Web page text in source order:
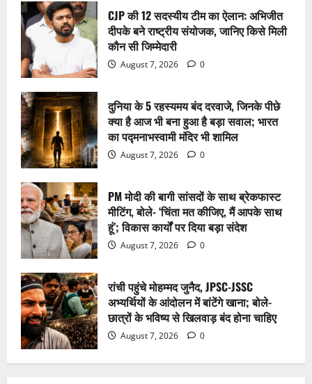
CJP की 12 सदस्यीय टीम का ऐलान: अभिजीत
दीपके बने राष्ट्रीय संयोजक, जानिए किसे मिली
कौन सी जिम्मेदारी
August 7, 2026 0
दुनिया के 5 रहस्यमय बंद दरवाजे, जिनके पीछे
क्या है आज भी बना हुआ है बड़ा सवाल; भारत
का पद्मनाभस्वामी मंदिर भी शामिल
August 7, 2026 0
PM मोदी की बागी सांसदों के साथ ब्रेकफास्ट
मीटिंग, बोले- ‘चिंता मत कीजिए, मैं आपके साथ
हूं’; विकास कार्यों पर दिया बड़ा संदेश
August 7, 2026 0
रांची पहुंचे मोहम्मद जुनैद, JPSC-JSSC
अभ्यर्थियों के आंदोलन में बांटेंगे खाना; बोले-
छात्रों के भविष्य से खिलवाड़ बंद होना चाहिए
August 7, 2026 0
3
हूं’; विकास कार्यों पर दिया बड़ा संदेश
August 7, 2026 0
4
छात्रों के भविष्य से खिलवाड़ बंद होना चाहिए
August 7, 2026 0
5
गन’ बनने की पूरी कहानी
August 7, 2026 0
1
कौन सी जिम्मेदारी
August 7, 2026
क्या है आज भी बना हुआ है बड़ा सवाल; भारत